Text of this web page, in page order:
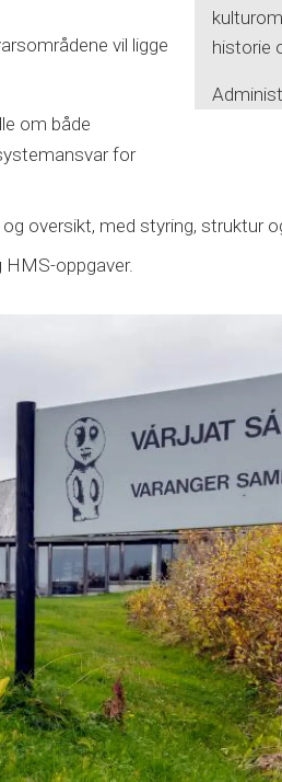
historie
vil ligge
om både
for
oversikt, med styring, struktur
oppgaver.